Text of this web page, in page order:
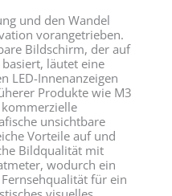
und den Wandel
vorangetrieben.
Bildschirm, der auf
läutet eine
LED-Innenanzeigen
Produkte wie M3
unsichtbare
Vorteile auf und
Bildqualität mit
wodurch ein
für ein